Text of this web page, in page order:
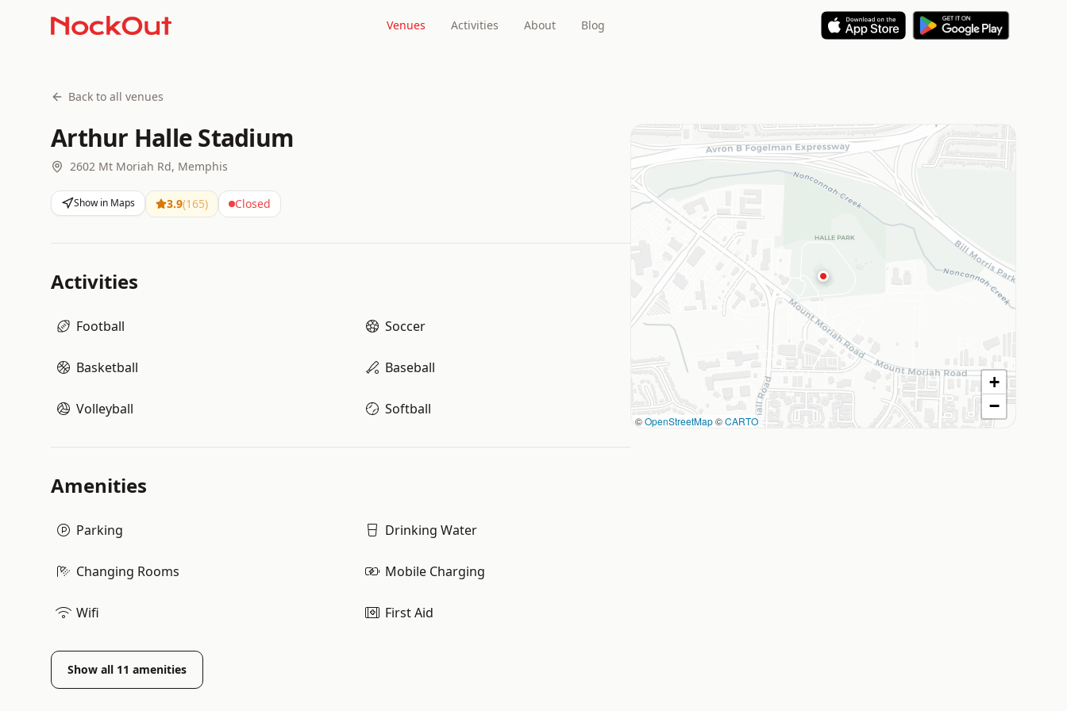
Venues Activities About Blog
Back to all venues
Arthur Halle Stadium
2602 Mt Moriah Rd, Memphis
Show in Maps 3.9(165) Closed
Activities
Football Soccer
Basketball Baseball
Volleyball Softball
Amenities
Parking Drinking Water
Changing Rooms Mobile Charging
Wifi First Aid
Show all 11 amenities
©OpenStreetMap©CARTO
+
−